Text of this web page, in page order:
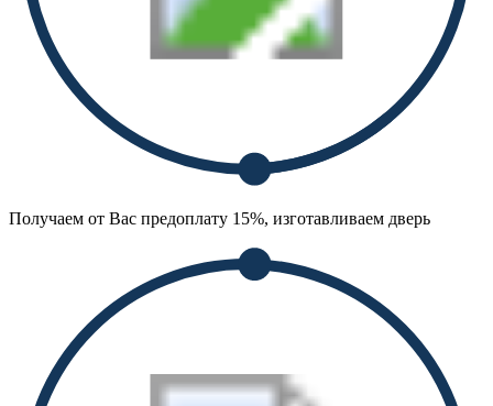
Получаем от Вас предоплату 15%, изготавливаем дверь